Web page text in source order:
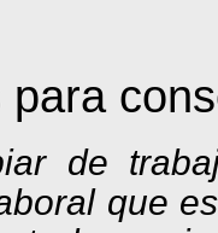
para
de
que